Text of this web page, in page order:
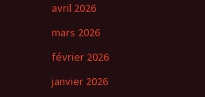
avril 2026
mars 2026
février 2026
janvier 2026